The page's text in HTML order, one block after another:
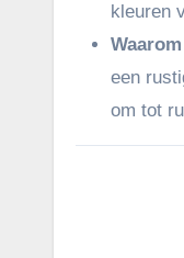
kleuren
een
om tot